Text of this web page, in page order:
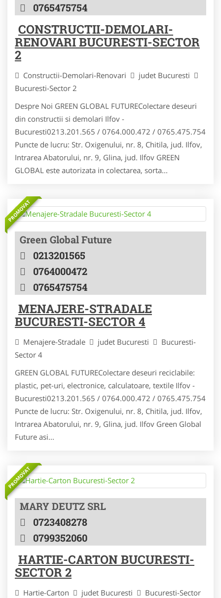
0765475754
CONSTRUCTII-DEMOLARI-
RENOVARI BUCURESTI-SECTOR
2
Constructii-Demolari-Renovari
judet Bucuresti
Bucuresti-Sector 2
Despre Noi GREEN GLOBAL FUTUREColectare deseuri
din constructii si demolari Ilfov -
Bucuresti0213.201.565 / 0764.000.472 / 0765.475.754
Puncte de lucru: Str. Oxigenului, nr. 8, Chitila, jud. Ilfov,
Intrarea Abatorului, nr. 9, Glina, jud. Ilfov GREEN
GLOBAL este autorizata in colectarea, sorta...
PROMOVAT
Green Global Future
0213201565
0764000472
0765475754
MENAJERE-STRADALE
BUCURESTI-SECTOR 4
Menajere-Stradale judet Bucuresti
Bucuresti-
Sector 4
GREEN GLOBAL FUTUREColectare deseuri reciclabile:
plastic, pet-uri, electronice, calculatoare, textile Ilfov -
Bucuresti0213.201.565 / 0764.000.472 / 0765.475.754
Puncte de lucru: Str. Oxigenului, nr. 8, Chitila, jud. Ilfov,
Intrarea Abatorului, nr. 9, Glina, jud. Ilfov Green Global
Future asi...
PROMOVAT
MARY DEUTZ SRL
0723408278
0799352060
HARTIE-CARTON BUCURESTI-
SECTOR 2
Hartie-Carton judet Bucuresti
Bucuresti-Sector